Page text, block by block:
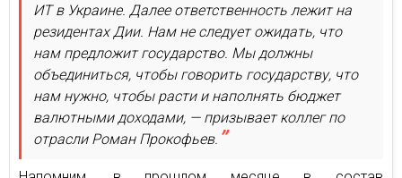
ИТ в Украине. Далее ответственность лежит на
резидентах Дии. Нам не следует ожидать, что
нам предложит государство. Мы должны
объединиться, чтобы говорить государству, что
нам нужно, чтобы расти и наполнять бюджет
валютными доходами, — призывает коллег по
отрасли Роман Прокофьев.